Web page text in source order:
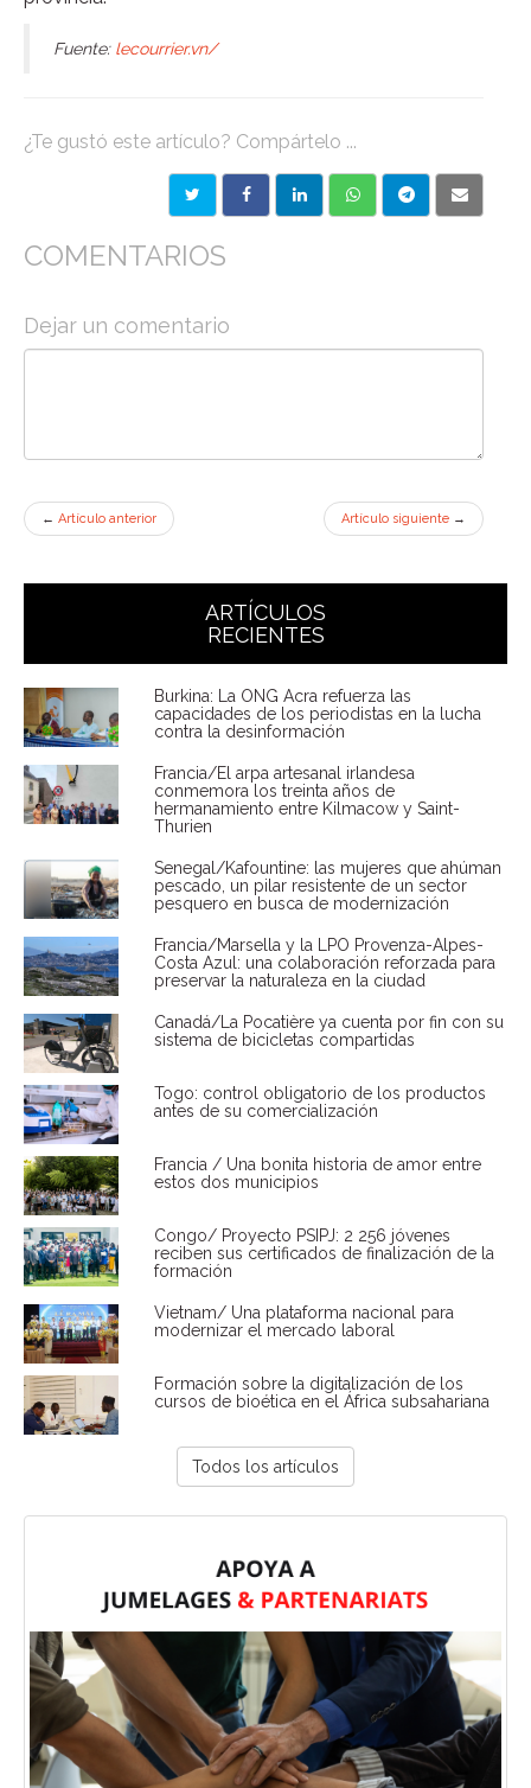
Fuente: lecourrier.vn/
¿Te gustó este artículo? Compártelo ...
COMENTARIOS
Dejar un comentario
← Artículo anterior Artículo siguiente →
ARTÍCULOS
RECIENTES
Burkina: La ONG Acra refuerza las
capacidades de los periodistas en la lucha
contra la desinformación
Francia/El arpa artesanal irlandesa
conmemora los treinta años de
hermanamiento entre Kilmacow y Saint-
Thurien
Senegal/Kafountine: las mujeres que ahúman
pescado, un pilar resistente de un sector
pesquero en busca de modernización
Francia/Marsella y la LPO Provenza-Alpes-
Costa Azul: una colaboración reforzada para
preservar la naturaleza en la ciudad
Canadá/La Pocatière ya cuenta por fin con su
sistema de bicicletas compartidas
Togo: control obligatorio de los productos
antes de su comercialización
Francia / Una bonita historia de amor entre
estos dos municipios
Congo/ Proyecto PSIPJ: 2 256 jóvenes
reciben sus certificados de finalización de la
formación
Vietnam/ Una plataforma nacional para
modernizar el mercado laboral
Formación sobre la digitalización de los
cursos de bioética en el África subsahariana
Todos los artículos